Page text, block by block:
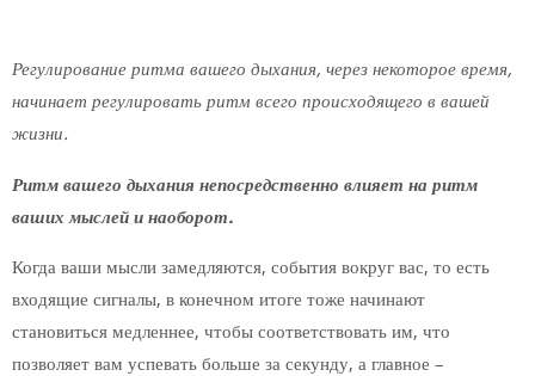
Регулирование ритма вашего дыхания, через некоторое время,
начинает регулировать ритм всего происходящего в вашей
жизни.
Ритм вашего дыхания непосредственно влияет на ритм
ваших мыслей и наоборот.
Когда ваши мысли замедляются, события вокруг вас, то есть
входящие сигналы, в конечном итоге тоже начинают
становиться медленнее, чтобы соответствовать им, что
позволяет вам успевать больше за секунду, а главное –